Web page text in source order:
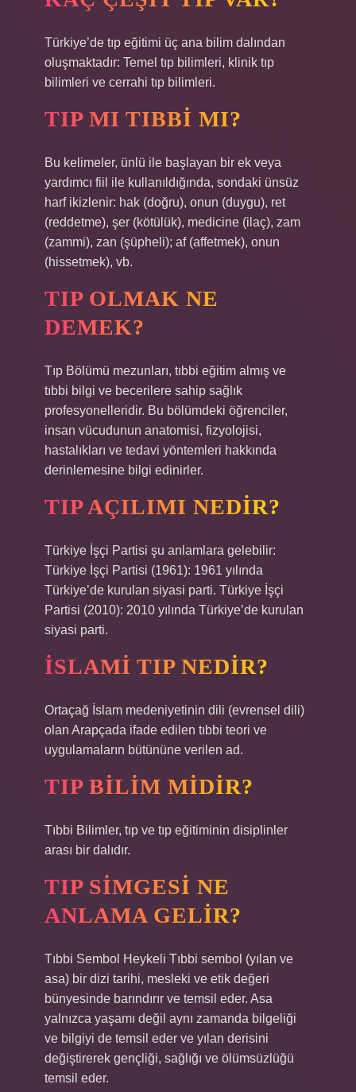
Türkiye’de tıp eğitimi üç ana bilim dalından
oluşmaktadır: Temel tıp bilimleri, klinik tıp
bilimleri ve cerrahi tıp bilimleri.
TIP MI TIBBI MI?
Bu kelimeler, ünlü ile başlayan bir ek veya
yardımcı fiil ile kullanıldığında, sondaki ünsüz
harf ikizlenir: hak (doğru), onun (duygu), ret
(reddetme), şer (kötülük), medicine (ilaç), zam
(zammi), zan (şüpheli); af (affetmek), onun
(hissetmek), vb.
TIP OLMAK NE
DEMEK?
Tıp Bölümü mezunları, tıbbi eğitim almış ve
tıbbi bilgi ve becerilere sahip sağlık
profesyonelleridir. Bu bölümdeki öğrenciler,
insan vücudunun anatomisi, fizyolojisi,
hastalıkları ve tedavi yöntemleri hakkında
derinlemesine bilgi edinirler.
TIP AÇILIMI NEDIR?
Türkiye İşçi Partisi şu anlamlara gelebilir:
Türkiye İşçi Partisi (1961): 1961 yılında
Türkiye’de kurulan siyasi parti. Türkiye İşçi
Partisi (2010): 2010 yılında Türkiye’de kurulan
siyasi parti.
İSLAMI TIP NEDIR?
Ortaçağ İslam medeniyetinin dili (evrensel dili)
olan Arapçada ifade edilen tıbbi teori ve
uygulamaların bütününe verilen ad.
TIP BILIM MIDIR?
Tıbbi Bilimler, tıp ve tıp eğitiminin disiplinler
arası bir dalıdır.
TIP SIMGESI NE
ANLAMA GELIR?
Tıbbi Sembol Heykeli Tıbbi sembol (yılan ve
asa) bir dizi tarihi, mesleki ve etik değeri
bünyesinde barındırır ve temsil eder. Asa
yalnızca yaşamı değil aynı zamanda bilgeliği
ve bilgiyi de temsil eder ve yılan derisini
değiştirerek gençliği, sağlığı ve ölümsüzlüğü
temsil eder.